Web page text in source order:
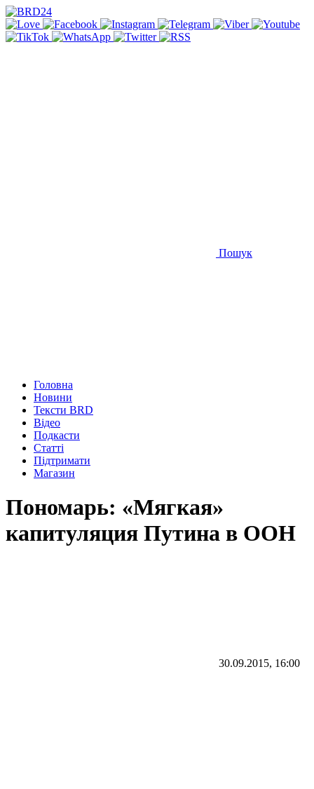
Пошук
Головна
Новини
Тексти BRD
Відео
Подкасти
Статті
Підтримати
Магазин
Пономарь: «Мягкая»
капитуляция Путина в ООН
30.09.2015, 16:00